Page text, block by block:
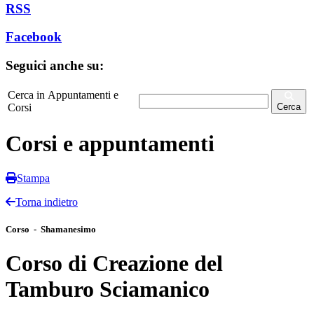
RSS
Facebook
Seguici anche su:
Cerca in Appuntamenti e
Corsi
Cerca
Corsi e appuntamenti
Stampa
Torna indietro
Corso - Shamanesimo
Corso di Creazione del
Tamburo Sciamanico